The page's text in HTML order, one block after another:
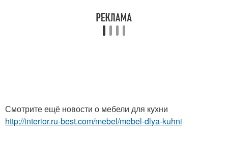
Смотрите ещё новости о мебели для кухни
http://interior.ru-best.com/mebel/mebel-dlya-kuhni